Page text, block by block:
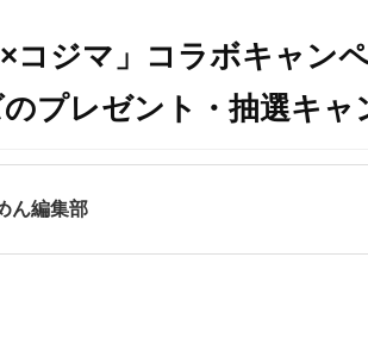
×コジマ」コラボキャン
プレゼント・抽選キャ
ん編集部